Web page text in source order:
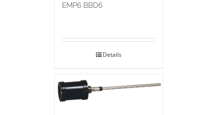
EMP6 BBD6
Details